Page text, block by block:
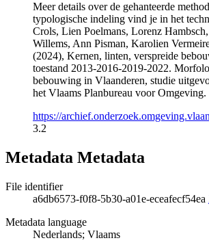
Meer details over de gehanteerde
typologische indeling vind je in het
Crols, Lien Poelmans, Lorenz
Willems, Ann Pisman, Karolien
(2024), Kernen, linten, verspreide
toestand 2013-2016-2019-2022.
bebouwing in Vlaanderen, studie
het Vlaams Planbureau voor Omgeving.
https://
3.2
Metadata Metadata
File identifier
a6db6573-f0f8-5b30-a01e-eceafecf54ea
Metadata language
Nederlands; Vlaams